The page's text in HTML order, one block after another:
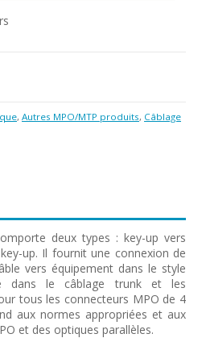
, Autres MPO/MTP produits, Câblage
deux types : key-up vers
up. Il fournit une connexion de
vers équipement dans le style
dans le câblage trunk et les
tous les connecteurs MPO de 4
aux normes appropriées et aux
et des optiques parallèles.